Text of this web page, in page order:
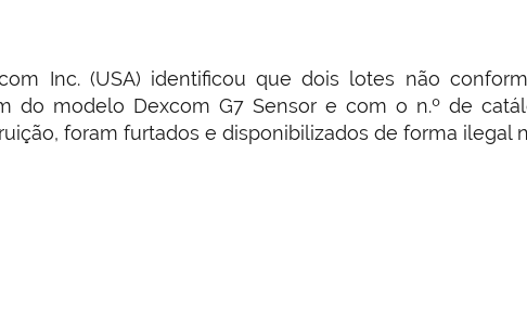
Inc. (USA) identificou que dois lotes não
do modelo Dexcom G7 Sensor e com o n.º de
foram furtados e disponibilizados de forma ilegal